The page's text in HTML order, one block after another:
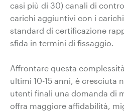
casi più di 30) canali di
carichi aggiuntivi con i
standard di certificazione
sfida in termini di fissaggio.
Affrontare questa
ultimi 10-15 anni, è cresciuta
utenti finali una domanda di
offra maggiore affidabilità,